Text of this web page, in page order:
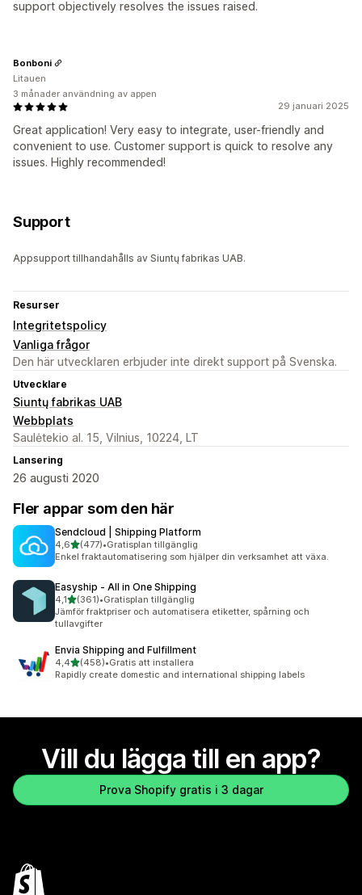
support objectively resolves the issues raised.
29 januari 2025
Great application! Very easy to integrate, user-friendly and
convenient to use. Customer support is quick to resolve any
issues. Highly recommended!
Bonboni
Litauen
3 månader användning av appen
Support
Appsupport tillhandahålls av Siuntų fabrikas UAB.
Resurser
Integritetspolicy
Vanliga frågor
Den här utvecklaren erbjuder inte direkt support på Svenska.
Utvecklare
Siuntų fabrikas UAB
Webbplats
Saulėtekio al. 15, Vilnius, 10224, LT
Lansering
26 augusti 2020
Fler appar som den här
Sendcloud | Shipping Platform
4,6av 5 stjärnor
(477)
477 recensioner totalt
•Gratisplan tillgänglig
Enkel fraktautomatisering som hjälper din verksamhet att växa.
Easyship ‑ All in One Shipping
4,1av 5 stjärnor
(361)
361 recensioner totalt
•Gratisplan tillgänglig
Jämför fraktpriser och automatisera etiketter, spårning och
tullavgifter
Envia Shipping and Fulfillment
4,4av 5 stjärnor
(458)
458 recensioner totalt
•Gratis att installera
Rapidly create domestic and international shipping labels
Vill du lägga till en app?
Prova Shopify gratis i 3 dagar